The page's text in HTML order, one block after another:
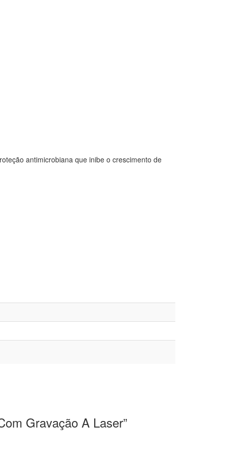
antimicrobiana que inibe o crescimento de
Gravação A Laser”